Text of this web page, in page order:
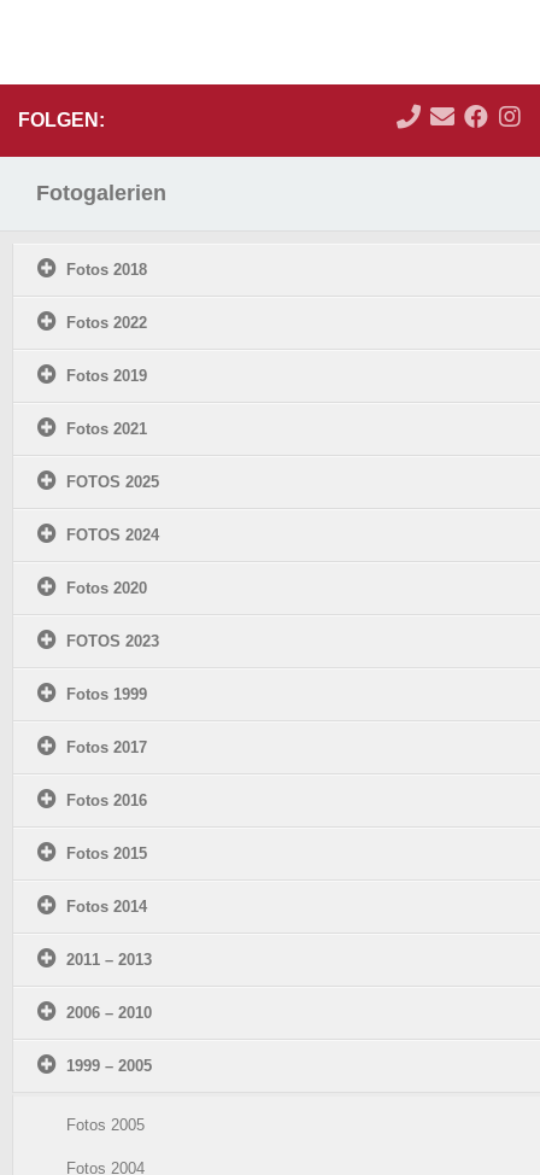
FOLGEN:
Fotogalerien
Fotos 2018
Fotos 2022
Fotos 2019
Fotos 2021
FOTOS 2025
FOTOS 2024
Fotos 2020
FOTOS 2023
Fotos 1999
Fotos 2017
Fotos 2016
Fotos 2015
Fotos 2014
2011 – 2013
2006 – 2010
1999 – 2005
Fotos 2005
Fotos 2004